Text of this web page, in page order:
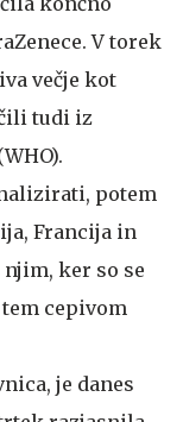
V torek
večje kot
tudi iz
potem
Francija in
ker so se
cepivom
je danes